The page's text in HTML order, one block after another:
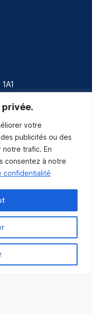
privée.
votre
publicités ou des
notre trafic. En
consentez à notre
confidentialité
urgences.
nouvelles